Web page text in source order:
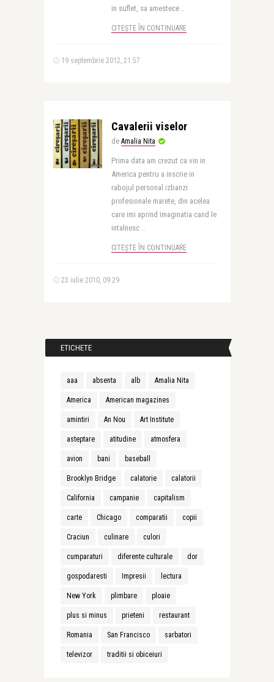
in suflet, sa amestece ..
CITEȘTE ÎN CONTINUARE
19 septembrie 2012, 21:57
Cavalerii viselor
de Amalia Nita
Prima data am crezut ca vin in
America pentru a inscrie in
rabojul personal izbanzi
profesionale marete, din acelea
care imi aprind imaginatia cand le
intalnesc ..
CITEȘTE ÎN CONTINUARE
23 iulie 2010, 09:29
ETICHETE
aaa absenta alb Amalia Nita
America American magazines
amintiri An Nou Art Institute
asteptare atitudine atmosfera
avion bani baseball
Brooklyn Bridge calatorie calatorii
California campanie capitalism
carte Chicago comparatii copii
Craciun culinare culori
cumparaturi diferente culturale dor
gospodaresti Impresii lectura
New York plimbare ploaie
plus si minus prieteni restaurant
Romania San Francisco sarbatori
televizor traditii si obiceiuri